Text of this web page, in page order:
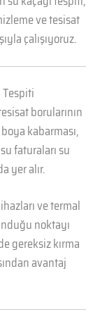
ve tesisat
çalışıyoruz.
Tespiti
borularının
kabarması,
faturaları su
yer alır.
ve termal
noktayı
gereksiz kırma
avantaj